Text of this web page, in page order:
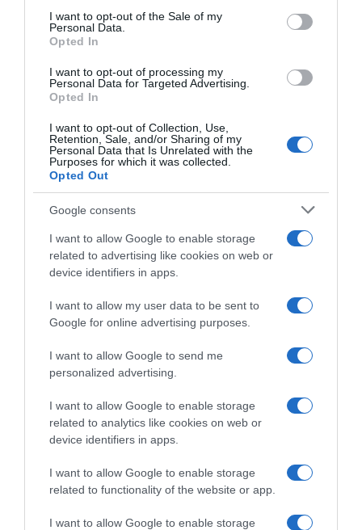
consent section.
I want to opt-out of the Sale of my
Personal Data.
Opted In
I want to opt-out of processing my
Personal Data for Targeted Advertising.
Opted In
I want to opt-out of Collection, Use,
Retention, Sale, and/or Sharing of my
Personal Data that Is Unrelated with the
Purposes for which it was collected.
Opted Out
Google consents
I want to allow Google to enable storage
related to advertising like cookies on web or
device identifiers in apps.
I want to allow my user data to be sent to
Google for online advertising purposes.
I want to allow Google to send me
personalized advertising.
I want to allow Google to enable storage
related to analytics like cookies on web or
device identifiers in apps.
I want to allow Google to enable storage
related to functionality of the website or app.
I want to allow Google to enable storage
ΕΛΛΑΔΑ
Στα «δίχτυα» της ΕΛΑΣ δυο γυναίκες για
τηλεφωνικές απάτες στην Καστοριά
Τι εντόπισαν οι Αρχές
19.05.2026 - 19:01